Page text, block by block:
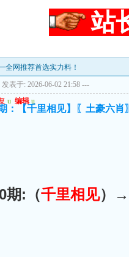
站
全网推荐首选实力料！
发表于: 2026-06-02 21:58 ---
u 编辑 u
：【千里相见】〖土豪六
期:（千里相见）→